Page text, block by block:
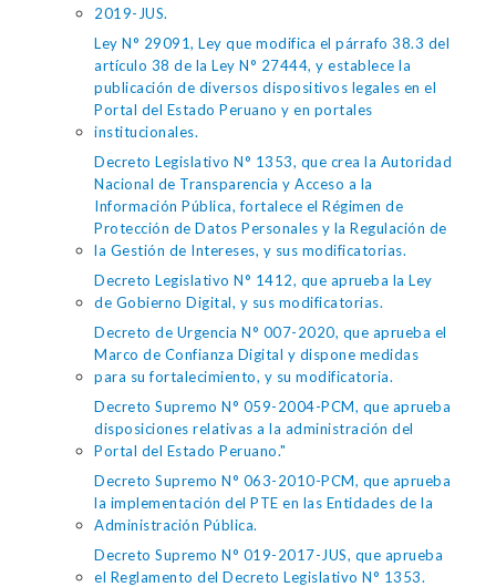
2019-JUS.
Ley N° 29091, Ley que modifica el párrafo 38.3 del
artículo 38 de la Ley N° 27444, y establece la
publicación de diversos dispositivos legales en el
Portal del Estado Peruano y en portales
institucionales.
Decreto Legislativo N° 1353, que crea la Autoridad
Nacional de Transparencia y Acceso a la
Información Pública, fortalece el Régimen de
Protección de Datos Personales y la Regulación de
la Gestión de Intereses, y sus modificatorias.
Decreto Legislativo N° 1412, que aprueba la Ley
de Gobierno Digital, y sus modificatorias.
Decreto de Urgencia N° 007-2020, que aprueba el
Marco de Confianza Digital y dispone medidas
para su fortalecimiento, y su modificatoria.
Decreto Supremo N° 059-2004-PCM, que aprueba
disposiciones relativas a la administración del
Portal del Estado Peruano."
Decreto Supremo N° 063-2010-PCM, que aprueba
la implementación del PTE en las Entidades de la
Administración Pública.
Decreto Supremo N° 019-2017-JUS, que aprueba
el Reglamento del Decreto Legislativo N° 1353.